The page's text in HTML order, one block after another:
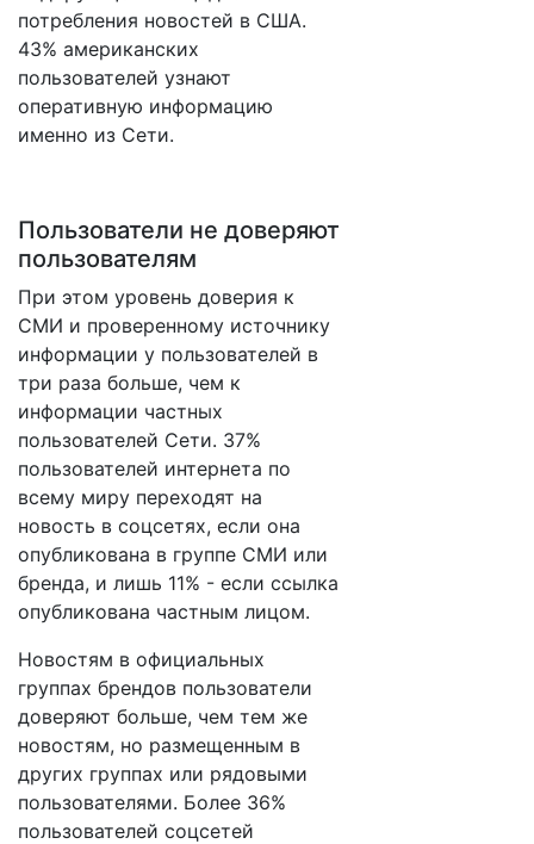
потребления новостей в США.
43% американских
пользователей узнают
оперативную информацию
именно из Сети.
Пользователи не доверяют
пользователям
При этом уровень доверия к
СМИ и проверенному источнику
информации у пользователей в
три раза больше, чем к
информации частных
пользователей Сети. 37%
пользователей интернета по
всему миру переходят на
новость в соцсетях, если она
опубликована в группе СМИ или
бренда, и лишь 11% - если ссылка
опубликована частным лицом.
Новостям в официальных
группах брендов пользователи
доверяют больше, чем тем же
новостям, но размещенным в
других группах или рядовыми
пользователями. Более 36%
пользователей соцсетей